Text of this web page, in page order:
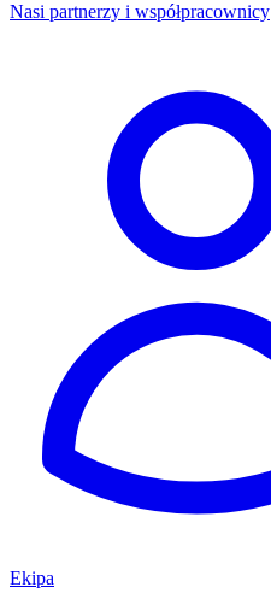
Nasi partnerzy i współpracownicy
Ekipa